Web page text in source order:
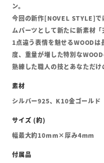
ン。
今回の新作[NOVEL STYLE]で
ムパーツとして新たに新素材
1点違う表情を魅せるWOOD
度、重量が増した特別なWOOD
熟練した職人の技とあなただけ
シルバー925、K10金ゴールド
幅最大約10mm×厚み4mm